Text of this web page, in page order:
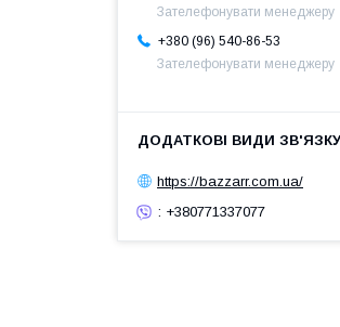
Зателефонувати менеджеру
+380 (96) 540-86-53
Зателефонувати менеджеру
https://bazzarr.com.ua/
: +380771337077